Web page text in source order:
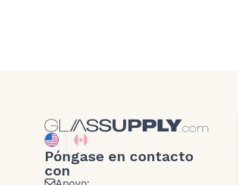
Póngase en contacto
con